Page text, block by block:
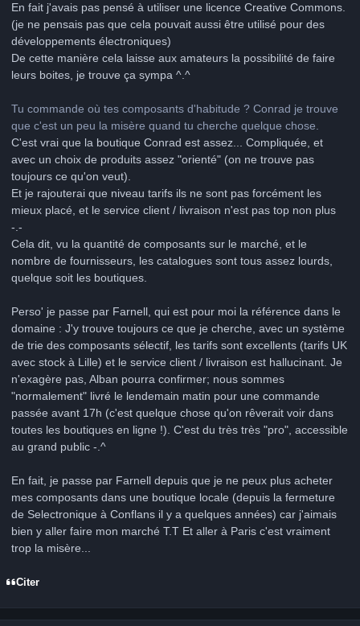
En fait j'avais pas pensé à utiliser une licence Creative Commons.
(je ne pensais pas que cela pouvait aussi être utilisé pour des
développements électroniques)
De cette manière cela laisse aux amateurs la possibilité de faire
leurs boites, je trouve ça sympa ^.^
Tu commande où tes composants d'habitude ? Conrad je trouve
que c'est un peu la misère quand tu cherche quelque chose.
C'est vrai que la boutique Conrad est assez... Compliquée, et
avec un choix de produits assez "orienté" (on ne trouve pas
toujours ce qu'on veut).
Et je rajouterai que niveau tarifs ils ne sont pas forcément les
mieux placé, et le service client / livraison n'est pas top non plus
-.-
Cela dit, vu la quantité de composants sur le marché, et le
nombre de fournisseurs, les catalogues sont tous assez lourds,
quelque soit les boutiques.
Perso' je passe par Farnell, qui est pour moi la référence dans le
domaine : J'y trouve toujours ce que je cherche, avec un système
de trie des composants sélectif, les tarifs sont excellents (tarifs UK
avec stock à Lille) et le service client / livraison est hallucinant. Je
n'exagère pas, Alban pourra confirmer; nous sommes
"normalement" livré le lendemain matin pour une commande
passée avant 17h (c'est quelque chose qu'on rêverait voir dans
toutes les boutiques en ligne !). C'est du très très "pro", accessible
au grand public -.^
En fait, je passe par Farnell depuis que je ne peux plus acheter
mes composants dans une boutique locale (depuis la fermeture
de Selectronique à Conflans il y a quelques années) car j'aimais
bien y aller faire mon marché T.T Et aller à Paris c'est vraiment
trop la misère...
Citer